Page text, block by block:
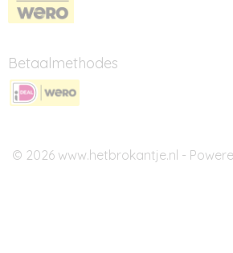
Betaalmethodes
© 2026 www.hetbrokantje.nl -